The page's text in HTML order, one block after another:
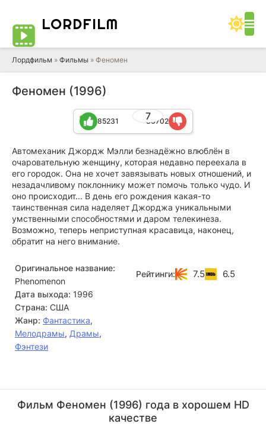
LORDFILM
Лордфильм » Фильмы » Феномен
Феномен (1996)
7
85231 36702
Автомеханик Джордж Мэлли безнадёжно влюблён в
очаровательную женщину, которая недавно переехала в
его городок. Она не хочет завязывать новых отношений, и
незадачливому поклоннику может помочь только чудо. И
оно происходит... В день его рождения какая-то
таинственная сила наделяет Джорджа уникальными
умственными способностями и даром телекинеза.
Возможно, теперь неприступная красавица, наконец,
обратит на него внимание.
Оригинальное название:
Phenomenon
Дата выхода: 1996
Страна: США
Жанр: Фантастика,
Мелодрамы, Драмы,
Фэнтези
Рейтинги: 7.5 6.5
(Nate Pope)
(Doc)
Фильм Феномен (1996) года в хорошем HD
качестве